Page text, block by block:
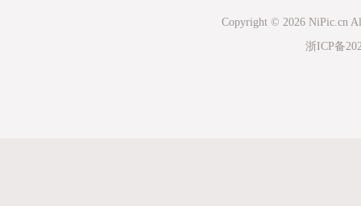
Copyright © 2026 NiPic.cn
浙ICP备